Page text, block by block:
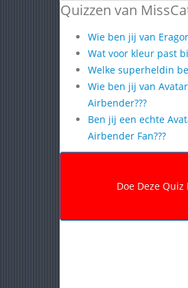
Quizzen van
Wie ben jij van
Wat voor kleur past
Welke superheldin
Wie ben jij van
Airbender???
Ben jij een echte
Airbender Fan???